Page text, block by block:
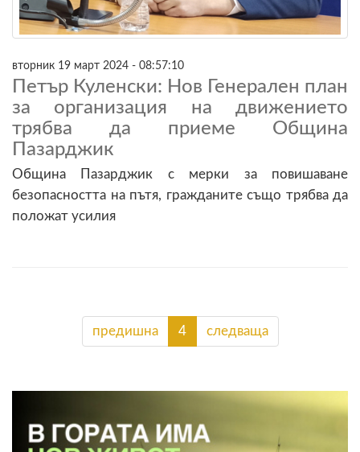
вторник 19 март 2024 - 08:57:10
Петър Куленски: Нов Генерален план
за организация на движението
трябва да приеме Община
Пазарджик
Община Пазарджик с мерки за повишаване
безопасността на пътя, гражданите също трябва да
положат усилия
предишна 4 следваща